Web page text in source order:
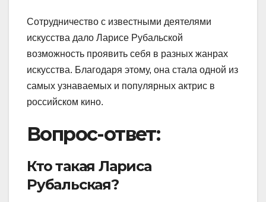
Сотрудничество с известными деятелями
искусства дало Ларисе Рубальской
возможность проявить себя в разных жанрах
искусства. Благодаря этому, она стала одной из
самых узнаваемых и популярных актрис в
российском кино.
Вопрос-ответ:
Кто такая Лариса
Рубальская?